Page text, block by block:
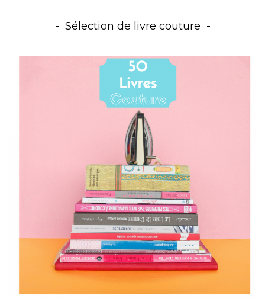
Sélection de livre couture